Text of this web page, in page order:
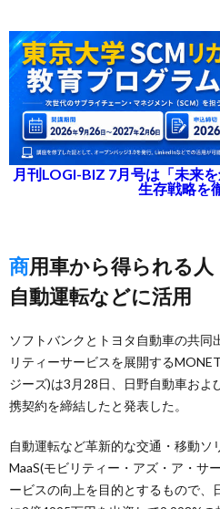
月刊LOGI-BIZ 7月号は「未来
生存戦略を
商用車から得られる人・物の移動データを
自動運転などに活用
ソフトバンクとトヨタ自動車の共
リティーサービスを展開する
ジーズ)は3月28日、日野自動車およ
携契約を締結したと発表した。
自動運転など革新的な交通・移動ソ
MaaS(モビリティー・アズ・ア・サ
ービスの向上を目的とするもので、